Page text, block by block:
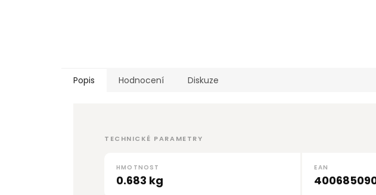
Popis Hodnocení Diskuze
TECHNICKÉ PARAMETRY
HMOTNOST
0.683 kg
EAN